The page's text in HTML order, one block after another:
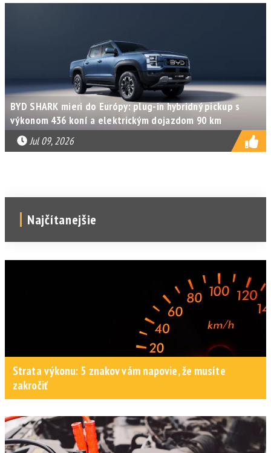
BYD SHARK mieri do Európy: plug-in hybridný pickup s
výkonom 436 koní a elektrickým dojazdom 90 km
Jul 09, 2026
Najčítanejšie
Strata výkonu: 5 znakov vám napovie, že musíte
zakročiť